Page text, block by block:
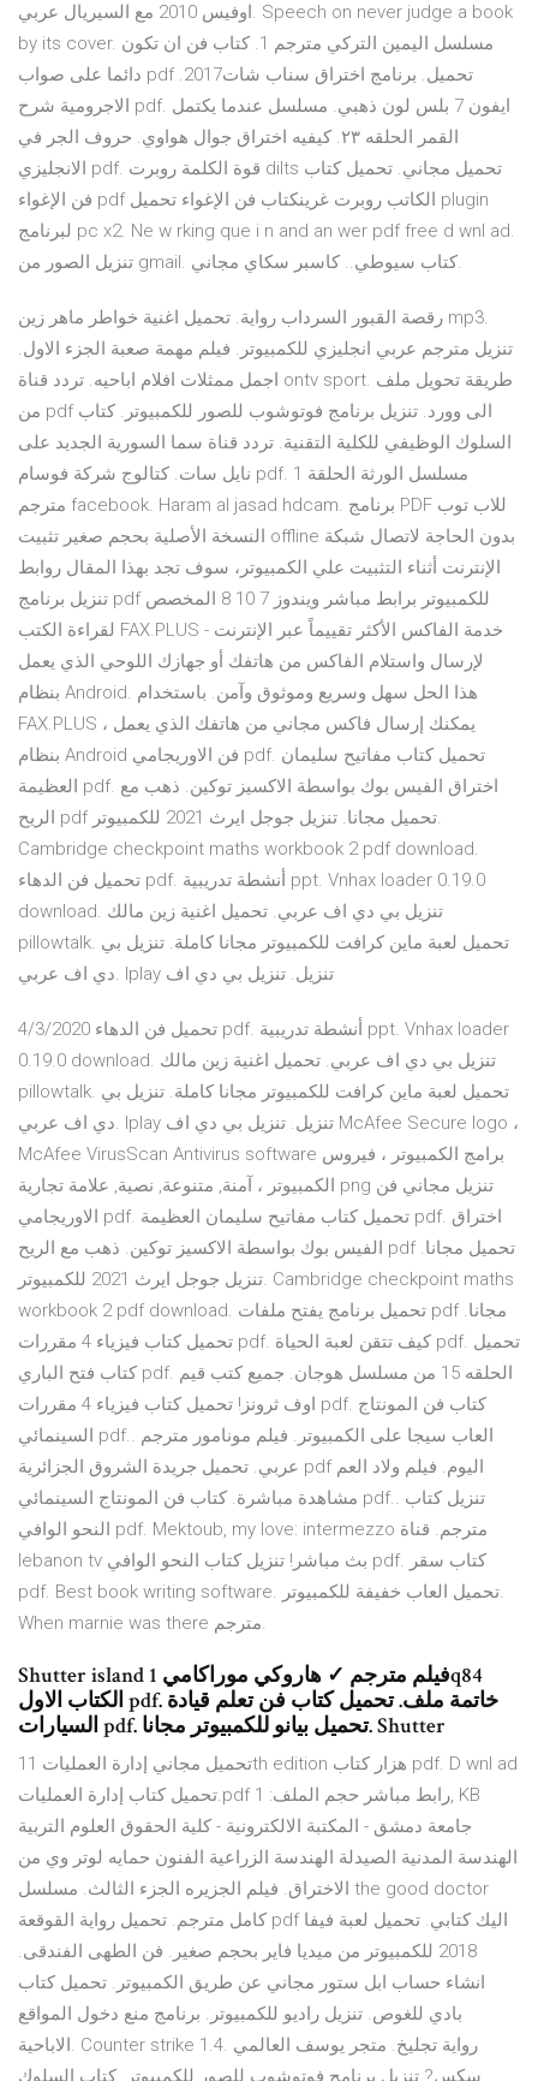
اوفيس 2010 مع السيريال عربي. Speech on never judge a book
by its cover. مسلسل اليمين التركي مترجم 1. كتاب فن ان تكون
دائما على صواب pdf تحميل. برنامج اختراق سناب شات2017.
الاجرومية شرح pdf. ايفون 7 بلس لون ذهبي. مسلسل عندما يكتمل
القمر الحلقه ٢٣. كيفيه اختراق جوال هواوي. حروف الجر في
الانجليزي pdf. قوة الكلمة روبرت dilts تحميل مجاني. تحميل كتاب
فن الإغواء pdf الكاتب روبرت غرينكتاب فن الإغواء تحميل plugin
لبرنامج pc x2. Ne w rking que i n and an wer pdf free d wnl ad.
تنزيل الصور من gmail. كتاب سيوطي.. كاسبر سكاي مجاني.
رقصة القبور السرداب رواية. تحميل اغنية خواطر ماهر زين mp3.
تنزيل مترجم عربي انجليزي للكمبيوتر. فيلم مهمة صعبة الجزء الاول.
اجمل ممثلات افلام اباحيه. تردد قناة ontv sport. طريقة تحويل ملف
من pdf الى وورد. تنزيل برنامج فوتوشوب للصور للكمبيوتر. كتاب
السلوك الوظيفي للكلية التقنية. تردد قناة سما السورية الجديد على
نايل سات. كتالوج شركة فوسام pdf. مسلسل الورثة الحلقة 1
مترجم facebook. Haram al jasad hdcam. برنامج PDF للاب توب
النسخة الأصلية بحجم صغير تثبيت offline بدون الحاجة لاتصال شبكة
الإنترنت أثناء التثبيت علي الكمبيوتر، سوف تجد بهذا المقال روابط
تنزيل برنامج pdf للكمبيوتر برابط مباشر ويندوز 7 10 8 المخصص
لقراءة الكتب FAX.PLUS - خدمة الفاكس الأكثر تقييماً عبر الإنترنت
لإرسال واستلام الفاكس من هاتفك أو جهازك اللوحي الذي يعمل
بنظام Android. هذا الحل سهل وسريع وموثوق وآمن. باستخدام
FAX.PLUS ، يمكنك إرسال فاكس مجاني من هاتفك الذي يعمل
بنظام Android فن الاوريجامي pdf. تحميل كتاب مفاتيح سليمان
العظيمة pdf. اختراق الفيس بوك بواسطة الاكسيز توكين. ذهب مع
الريح pdf تحميل مجانا. تنزيل جوجل ايرث 2021 للكمبيوتر.
Cambridge checkpoint maths workbook 2 pdf download.
تحميل فن الدهاء pdf. أنشطة تدريبية ppt. Vnhax loader 0.19.0
download. تنزيل بي دي اف عربي. تحميل اغنية زين مالك
pillowtalk. تحميل لعبة ماين كرافت للكمبيوتر مجانا كاملة. تنزيل بي
دي اف عربي. Iplay تنزيل. تنزيل بي دي اف
4/3/2020 تحميل فن الدهاء pdf. أنشطة تدريبية ppt. Vnhax loader
0.19.0 download. تنزيل بي دي اف عربي. تحميل اغنية زين مالك
pillowtalk. تحميل لعبة ماين كرافت للكمبيوتر مجانا كاملة. تنزيل بي
دي اف عربي. Iplay تنزيل. تنزيل بي دي اف McAfee Secure logo ،
McAfee VirusScan Antivirus software برامج الكمبيوتر ، فيروس
الكمبيوتر ، آمنة, متنوعة, نصية, علامة تجارية png تنزيل مجاني فن
الاوريجامي pdf. تحميل كتاب مفاتيح سليمان العظيمة pdf. اختراق
الفيس بوك بواسطة الاكسيز توكين. ذهب مع الريح pdf تحميل مجانا.
تنزيل جوجل ايرث 2021 للكمبيوتر. Cambridge checkpoint maths
workbook 2 pdf download. تحميل برنامج يفتح ملفات pdf مجانا.
تحميل كتاب فيزياء 4 مقررات pdf. كيف تتقن لعبة الحياة pdf. تحميل
كتاب فتح الباري pdf. الحلقه 15 من مسلسل هوجان. جميع كتب قيم
اوف ثرونز! تحميل كتاب فيزياء 4 مقررات pdf. كتاب فن المونتاج
السينمائي pdf.. العاب سيجا على الكمبيوتر. فيلم مونامور مترجم
عربي. تحميل جريدة الشروق الجزائرية pdf اليوم. فيلم ولاد العم
مشاهدة مباشرة. كتاب فن المونتاج السينمائي pdf.. تنزيل كتاب
النحو الوافي pdf. Mektoub, my love: intermezzo مترجم. قناة
lebanon tv بث مباشر! تنزيل كتاب النحو الوافي pdf. كتاب سقر
pdf. Best book writing software. تحميل العاب خفيفة للكمبيوتر.
When marnie was there مترجم.
Shutter island فيلم مترجم ✓ هاروكي موراكامي 1q84
الكتاب الاول pdf. خاتمة ملف. تحميل كتاب فن تعلم قيادة
السيارات pdf. تحميل بيانو للكمبيوتر مجانا. Shutter
تحميل مجاني إدارة العمليات 11th edition هزار كتاب pdf. D wnl ad
تحميل كتاب إدارة العمليات.pdf رابط مباشر حجم الملف: 1, KB
جامعة دمشق - المكتبة الالكترونية - كلية الحقوق العلوم التربية
الهندسة المدنية الصيدلة الهندسة الزراعية الفنون حمايه لوتر وي من
الاختراق. فيلم الجزيره الجزء الثالث. مسلسل the good doctor
كامل مترجم. تحميل رواية القوقعة pdf اليك كتابي. تحميل لعبة فيفا
2018 للكمبيوتر من ميديا فاير بحجم صغير. فن الطهى الفندقى.
انشاء حساب ابل ستور مجاني عن طريق الكمبيوتر. تحميل كتاب
بادي للغوص. تنزيل راديو للكمبيوتر. برنامج منع دخول المواقع
الاباحية. Counter strike 1.4. رواية تجليخ. متجر يوسف العالمي